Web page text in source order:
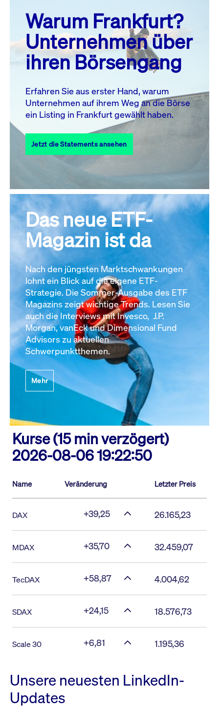
MO. DI. MI. DO. FR. SA. SO.
1
2
3
4 5 6 7 8
10 11 13 14
17
18 19 20 21 22
23
27 28
31
Alle Events
Warum Frankfurt?
Unternehmen über
ihren Börsengang
Erfahren Sie aus erster Hand, warum
Unternehmen auf ihrem Weg an die Börse
ein Listing in Frankfurt gewählt haben.
Jetzt die Statements ansehen
Das neue ETF-
Magazin ist da
Nach den jüngsten Marktschwankungen
lohnt ein Blick auf die eigene ETF-
Strategie. Die Sommer-Ausgabe des ETF
Magazins zeigt wichtige Trends. Lesen Sie
auch die Interviews mit Invesco, J.P.
Morgan, vanEck und Dimensional Fund
Advisors zu aktuellen
Schwerpunktthemen.
Mehr
Kurse (15 min verzögert)
2026-08-06 19:22:50
Name Veränderung Letzter Preis
DAX +39,25 26.165,23
MDAX +35,70 32.459,07
TecDAX +58,87 4.004,62
SDAX +24,15 18.576,73
Scale 30 +6,81 1.195,36
Unsere neuesten LinkedIn-
Updates